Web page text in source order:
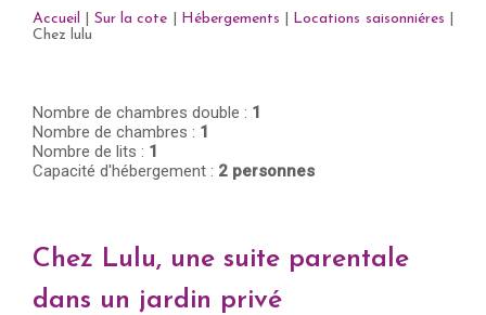
Accueil Sur la cote Hébergements Locations saisonniéres
Chez lulu
Nombre de chambres double : 1
Nombre de chambres : 1
Nombre de lits : 1
Capacité d'hébergement : 2 personnes
Chez Lulu, une suite parentale
dans un jardin privé